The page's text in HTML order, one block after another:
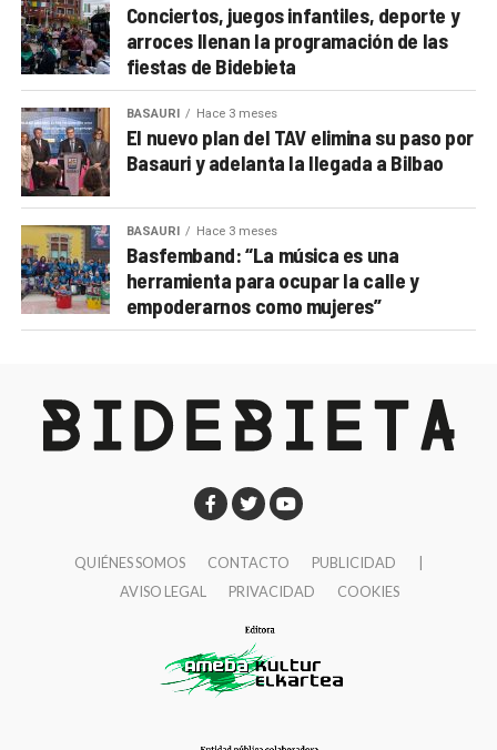
Conciertos, juegos infantiles, deporte y
arroces llenan la programación de las
fiestas de Bidebieta
BASAURI Hace 3 meses
El nuevo plan del TAV elimina su paso por
Basauri y adelanta la llegada a Bilbao
BASAURI Hace 3 meses
Basfemband: “La música es una
herramienta para ocupar la calle y
empoderarnos como mujeres”
QUIÉNES SOMOS CONTACTO PUBLICIDAD
|
AVISO LEGAL
PRIVACIDAD COOKIES